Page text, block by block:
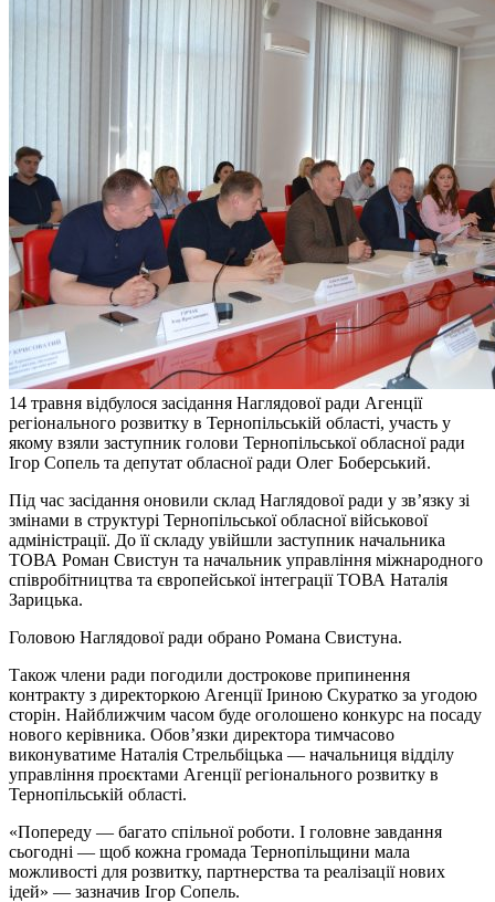
14 травня відбулося засідання Наглядової ради Агенції
регіонального розвитку в Тернопільській області, участь у
якому взяли заступник голови Тернопільської обласної ради
Ігор Сопель та депутат обласної ради Олег Боберський.
Під час засідання оновили склад Наглядової ради у зв’язку зі
змінами в структурі Тернопільської обласної військової
адміністрації. До її складу увійшли заступник начальника
ТОВА Роман Свистун та начальник управління міжнародного
співробітництва та європейської інтеграції ТОВА Наталія
Зарицька.
Головою Наглядової ради обрано Романа Свистуна.
Також члени ради погодили дострокове припинення
контракту з директоркою Агенції Іриною Скуратко за угодою
сторін. Найближчим часом буде оголошено конкурс на посаду
нового керівника. Обов’язки директора тимчасово
виконуватиме Наталія Стрельбіцька — начальниця відділу
управління проєктами Агенції регіонального розвитку в
Тернопільській області.
«Попереду — багато спільної роботи. І головне завдання
сьогодні — щоб кожна громада Тернопільщини мала
можливості для розвитку, партнерства та реалізації нових
ідей» — зазначив Ігор Сопель.